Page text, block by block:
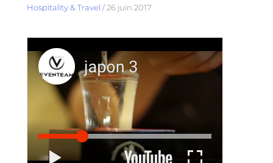
Hospitality & Travel /26 juin 2017